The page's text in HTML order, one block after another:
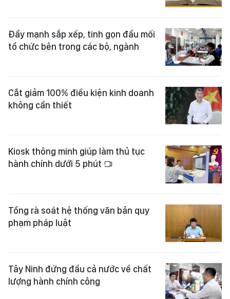
Đẩy mạnh sắp xếp, tinh gọn đầu mối
tổ chức bên trong các bộ, ngành
Cắt giảm 100% điều kiện kinh doanh
không cần thiết
Kiosk thông minh giúp làm thủ tục
hành chính dưới 5 phút
Tổng rà soát hệ thống văn bản quy
phạm pháp luật
Tây Ninh đứng đầu cả nước về chất
lượng hành chính công